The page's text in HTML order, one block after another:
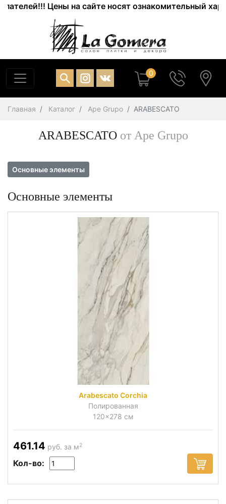
Цены на сайте носят ознакомительный
0
Главная Каталог Ape Grupo ARABESCATO
ARABESCATO от Ape Grupo
Основные элементы
Основные элементы
Arabescato Corchia
Полированная
120x278 см
461.14 руб. за м2
Кол-во: